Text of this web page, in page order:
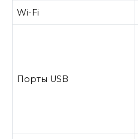
Wi-Fi
Порты USB